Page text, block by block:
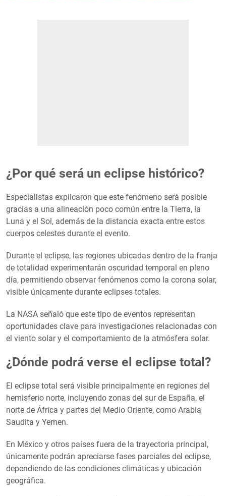
¿Por qué será un eclipse histórico?
Especialistas explicaron que este fenómeno será posible
gracias a una alineación poco común entre la Tierra, la
Luna y el Sol, además de la distancia exacta entre estos
cuerpos celestes durante el evento.
Durante el eclipse, las regiones ubicadas dentro de la franja
de totalidad experimentarán oscuridad temporal en pleno
día, permitiendo observar fenómenos como la corona solar,
visible únicamente durante eclipses totales.
La NASA señaló que este tipo de eventos representan
oportunidades clave para investigaciones relacionadas con
el viento solar y el comportamiento de la atmósfera solar.
¿Dónde podrá verse el eclipse total?
El eclipse total será visible principalmente en regiones del
hemisferio norte, incluyendo zonas del sur de España, el
norte de África y partes del Medio Oriente, como Arabia
Saudita y Yemen.
En México y otros países fuera de la trayectoria principal,
únicamente podrán apreciarse fases parciales del eclipse,
dependiendo de las condiciones climáticas y ubicación
geográfica.